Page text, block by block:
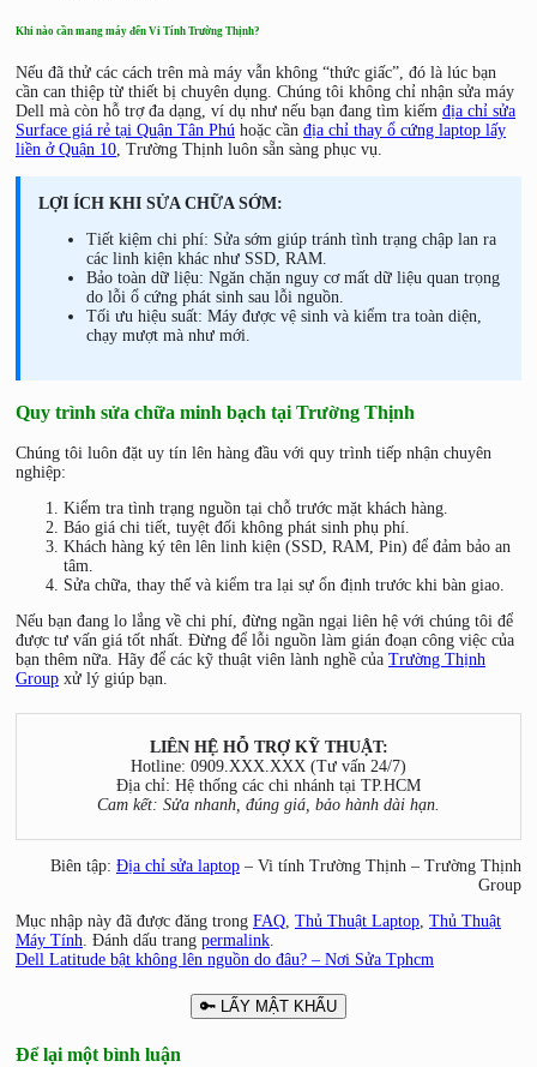
Khi nào cần mang máy đến Vi Tính Trường Thịnh?
Nếu đã thử các cách trên mà máy vẫn không “thức giấc”, đó là lúc bạn
cần can thiệp từ thiết bị chuyên dụng. Chúng tôi không chỉ nhận sửa máy
Dell mà còn hỗ trợ đa dạng, ví dụ như nếu bạn đang tìm kiếm địa chỉ sửa
Surface giá rẻ tại Quận Tân Phú hoặc cần địa chỉ thay ổ cứng laptop lấy
liền ở Quận 10, Trường Thịnh luôn sẵn sàng phục vụ.
LỢI ÍCH KHI SỬA CHỮA SỚM:
Tiết kiệm chi phí: Sửa sớm giúp tránh tình trạng chập lan ra
các linh kiện khác như SSD, RAM.
Bảo toàn dữ liệu: Ngăn chặn nguy cơ mất dữ liệu quan trọng
do lỗi ổ cứng phát sinh sau lỗi nguồn.
Tối ưu hiệu suất: Máy được vệ sinh và kiểm tra toàn diện,
chạy mượt mà như mới.
Quy trình sửa chữa minh bạch tại Trường Thịnh
Chúng tôi luôn đặt uy tín lên hàng đầu với quy trình tiếp nhận chuyên
nghiệp:
Kiểm tra tình trạng nguồn tại chỗ trước mặt khách hàng.
Báo giá chi tiết, tuyệt đối không phát sinh phụ phí.
Khách hàng ký tên lên linh kiện (SSD, RAM, Pin) để đảm bảo an
tâm.
Sửa chữa, thay thế và kiểm tra lại sự ổn định trước khi bàn giao.
Nếu bạn đang lo lắng về chi phí, đừng ngần ngại liên hệ với chúng tôi để
được tư vấn giá tốt nhất. Đừng để lỗi nguồn làm gián đoạn công việc của
bạn thêm nữa. Hãy để các kỹ thuật viên lành nghề của Trường Thịnh
Group xử lý giúp bạn.
LIÊN HỆ HỖ TRỢ KỸ THUẬT:
Hotline: 0909.XXX.XXX (Tư vấn 24/7)
Địa chỉ: Hệ thống các chi nhánh tại TP.HCM
Cam kết: Sửa nhanh, đúng giá, bảo hành dài hạn.
Biên tập: Địa chỉ sửa laptop – Vi tính Trường Thịnh – Trường Thịnh
Group
Mục nhập này đã được đăng trong FAQ Thủ Thuật Laptop Thủ Thuật
Máy Tính . Đánh dấu trang permalink
Dell Latitude bật không lên nguồn do đâu? – Nơi Sửa Tphcm
🔑 LẤY MẬT KHẨU
Để lại một bình luận